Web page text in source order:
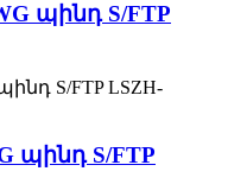
պինդ S/FTP
պինդ S/FTP